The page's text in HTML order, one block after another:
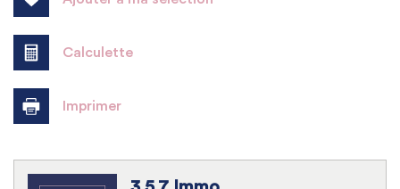
Calculette
Imprimer